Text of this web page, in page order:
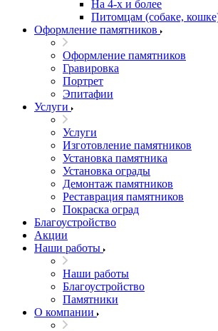
На 4-х и более
Питомцам (собаке,
Оформление памятников
Оформление памятников
Гравировка
Портрет
Эпитафии
Услуги
Услуги
Изготовление памятников
Установка памятника
Установка ограды
Демонтаж памятников
Реставрация памятников
Покраска оград
Благоустройство
Акции
Наши работы
Наши работы
Благоустройство
Памятники
О компании